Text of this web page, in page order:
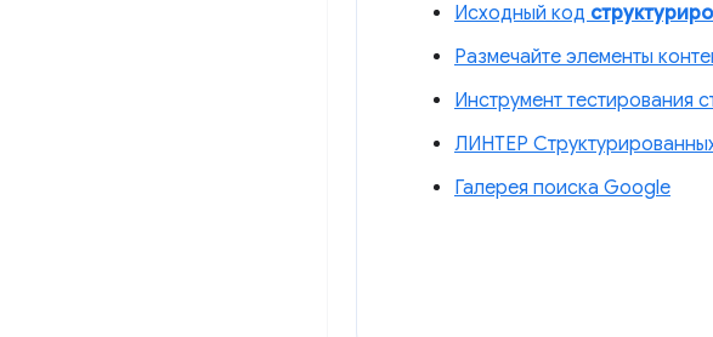
Исходный код
Размечайте элементы
Инструмент тестирования
ЛИНТЕР
Галерея поиска Google